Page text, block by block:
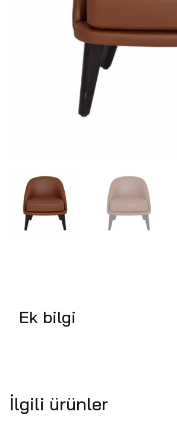
Ek bilgi
İlgili ürünler